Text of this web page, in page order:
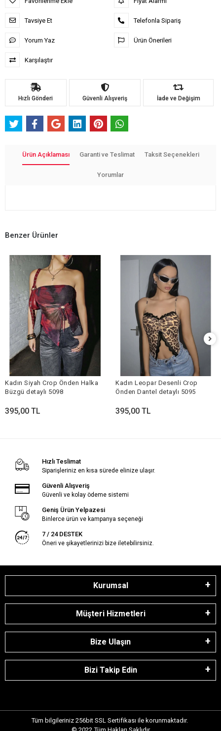
Tavsiye Et
Yorum Yaz
Karşılaştır
Telefonla Sipariş
Ürün Önerileri
Hızlı Gönderi Güvenli Alışveriş İade ve Değişim
Ürün Açıklaması Garanti ve Teslimat Taksit Seçenekleri
Yorumlar
Benzer Ürünler
Kadın Siyah Crop Önden Halka
Büzgü detaylı 5098
395,00 TL
Kadın Leopar Desenli Crop
Önden Dantel detaylı 5095
395,00 TL
Hızlı Teslimat
Siparişleriniz en kısa sürede elinize ulaşır.
Güvenli Alışveriş
Güvenli ve kolay ödeme sistemi
Geniş Ürün Yelpazesi
Binlerce ürün ve kampanya seçeneği
7 / 24 DESTEK
Öneri ve şikayetlerinizi bize iletebilirsiniz.
Kurumsal
Müşteri Hizmetleri
Bize Ulaşın
Bizi Takip Edin
Tüm bilgileriniz 256bit SSL Sertifikası ile korunmaktadır.